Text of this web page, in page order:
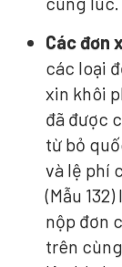
Các đơn
các loại
xin khôi
đã được
từ bỏ
và lệ phí
(Mẫu
nộp đơn
trên